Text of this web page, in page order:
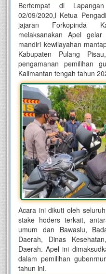
Bertempat di
02/09/2020,l Ketua
jajaran Forkopinda
melaksanakan Apel
mandiri kewilayahan
Kabupaten Pulang
pengamanan pemilihan
Kalimantan tengah tahun
Acara ini dikuti oleh
stake hoders terkait,
umum dan Bawaslu,
Daerah, Dinas
Daerah. Apel ini
dalam pemilihan
tahun ini.